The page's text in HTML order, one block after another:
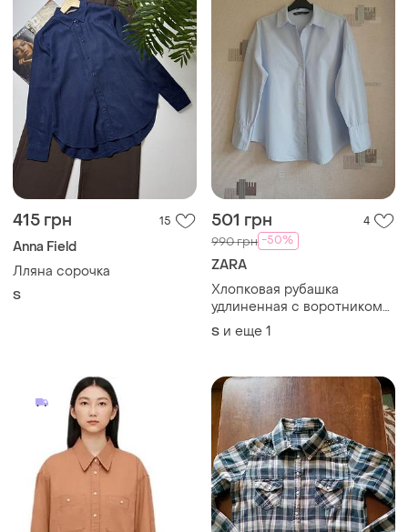
415 грн 15
Anna Field
Лляна сорочка
S
501 грн
990 грн
ZARA
Хлопковая рубашка
удлиненная с воротником
поло от zara
S и еще 1